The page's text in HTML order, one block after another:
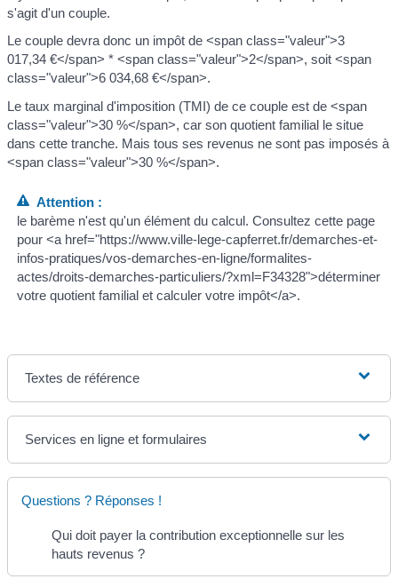
s'agit d'un couple.
Le couple devra donc un impôt de <span class="valeur">3
017,34 €</span> * <span class="valeur">2</span>, soit <span
class="valeur">6 034,68 €</span>.
Le taux marginal d'imposition (TMI) de ce couple est de <span
class="valeur">30 %</span>, car son quotient familial le situe
dans cette tranche. Mais tous ses revenus ne sont pas imposés à
<span class="valeur">30 %</span>.
Attention :
le barème n'est qu'un élément du calcul. Consultez cette page
pour <a href="https://www.ville-lege-capferret.fr/demarches-et-
infos-pratiques/vos-demarches-en-ligne/formalites-
actes/droits-demarches-particuliers/?xml=F34328">déterminer
votre quotient familial et calculer votre impôt</a>.
Textes de référence
Services en ligne et formulaires
Questions ? Réponses !
Qui doit payer la contribution exceptionnelle sur les
hauts revenus ?